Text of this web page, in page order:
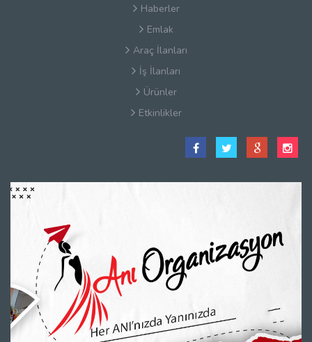
Haberler
Emlak
Araç İlanları
İş İlanları
Ürünler
Etkinlikler
Satış Sözleşmesi
Hakkımızda
İletişim